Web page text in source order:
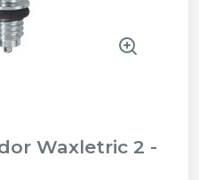
Waxletric 2 -